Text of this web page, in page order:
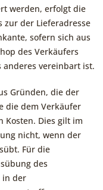
werden, erfolgt die
zur der Lieferadresse
sofern sich aus
des Verkäufers
vereinbart ist.
Gründen, die der
die dem Verkäufer
Kosten. Dies gilt im
nicht, wenn der
Für die
des
in der